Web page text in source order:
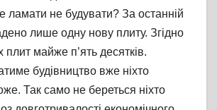
ламати не будувати? За останній
лише одну нову плиту. Згідно
плит майже п’ять десятків.
будівництво вже ніхто
Так само не береться ніхто